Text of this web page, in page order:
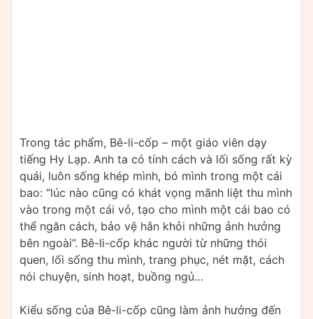
Trong tác phẩm, Bê-li-cốp – một giáo viên dạy
tiếng Hy Lạp. Anh ta có tính cách và lối sống rất kỳ
quái, luôn sống khép mình, bó mình trong một cái
bao: “lúc nào cũng có khát vọng mãnh liệt thu mình
vào trong một cái vỏ, tạo cho mình một cái bao có
thể ngăn cách, bảo vệ hắn khỏi những ảnh hưởng
bên ngoài”. Bê-li-cốp khác người từ những thói
quen, lối sống thu mình, trang phục, nét mặt, cách
nói chuyện, sinh hoạt, buồng ngủ…
Kiểu sống của Bê-li-cốp cũng làm ảnh hưởng đến